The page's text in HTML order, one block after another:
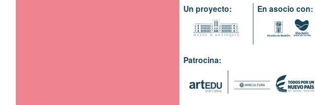
Un proyecto: En asocio con:
Patrocina: